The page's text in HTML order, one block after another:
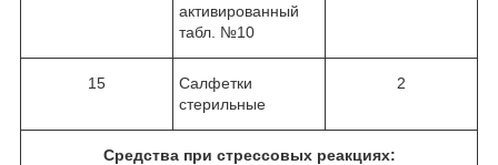
активированный
табл. №10
15
Салфетки
стерильные
2
Средства при стрессовых реакциях: